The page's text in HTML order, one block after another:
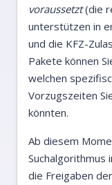
voraussetzt(die
unterstützen in
und die KFZ-
Pakete können
welchen
Vorzugszeiten
könnten.
Ab diesem
Suchalgorithmus
die Freigaben